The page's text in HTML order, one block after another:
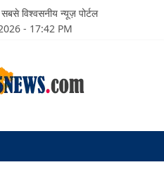
विश्वसनीय न्यूज़ पोर्टल
- 17:42 PM